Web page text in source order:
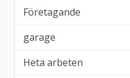
Företagande
garage
Heta arbeten